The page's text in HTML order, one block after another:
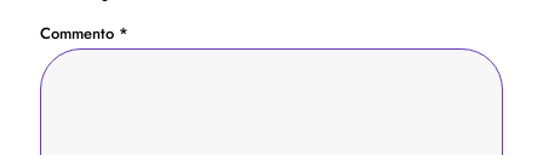
Commento *